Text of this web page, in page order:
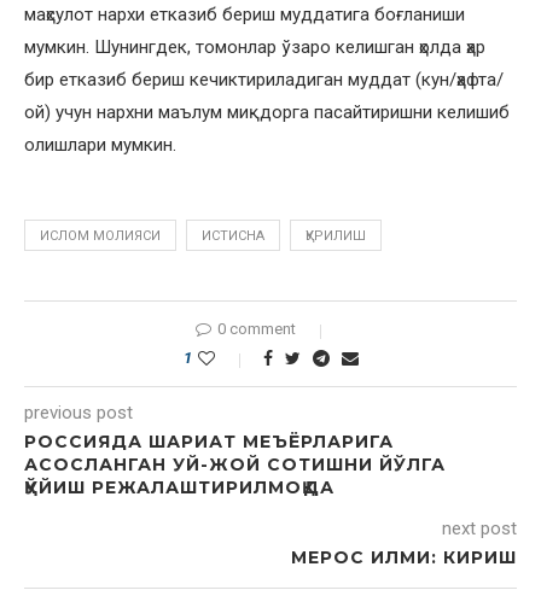
маҳсулот нархи етказиб бериш муддатига боғланиши
мумкин. Шунингдек, томонлар ўзаро келишган ҳолда ҳар
бир етказиб бериш кечиктириладиган муддат (кун/ҳафта/
ой) учун нархни маълум миқдорга пасайтиришни келишиб
олишлари мумкин.
ИСЛОМ МОЛИЯСИ ИСТИСНА ҚУРИЛИШ
0 comment
1
previous post
РОССИЯДА ШАРИАТ МЕЪЁРЛАРИГА
АСОСЛАНГАН УЙ-ЖОЙ СОТИШНИ ЙЎЛГА
ҚЎЙИШ РЕЖАЛАШТИРИЛМОҚДА
next post
МЕРОС ИЛМИ: КИРИШ